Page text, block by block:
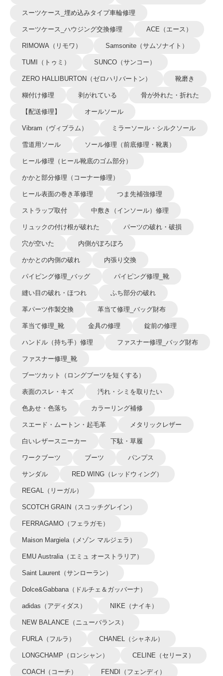
スーツケース_埋め込みタイプ車輪修理
スーツケース_ハウジング交換修理 ACE（エース）
RIMOWA（リモワ） Samsonite（サムソナイト）
TUMI（トゥミ） SUNCO（サンコー）
ZERO HALLIBURTON（ゼロハリバートン） 靴磨き
糊付け修理 剥がれている 骨が外れた・折れた
【配送修理】 オールソール
Vibram（ヴィブラム） ミラーソール・シルクソール
雪道用ソール ソール修理（前底修理・靴裏）
ヒール修理（ヒール靴底のゴム部分）
かかと部分修理（コーナー修理）
ヒール表面の巻き革修理 つま先補強修理
ストラップ取付 中敷き（インソール）修理
リュックの付け根が破れた パーツの破れ・破損
穴が空いた 内側がぼろぼろ
かかとの内側の破れ 内張り交換
パイピング修理_バッグ パイピング修理_靴
縫い目の破れ・ほつれ ふち部分の破れ
革パーツ作製交換 革当て修理_バッグ財布
革当て修理_靴 金具の修理 錠前の修理
ハンドル（持ち手）修理 ファスナー修理_バッグ財布
ファスナー修理_靴
ブーツカット（ロングブーツを短くする）
表面のスレ・キズ 汚れ・シミを取りたい
色あせ・色落ち カラーリング補修
スエード・ムートン・起毛革 メタリックレザー
白いレザースニーカー 下駄・草履
ワークブーツ ブーツ パンプス
サンダル RED WING（レッドウィング）
REGAL（リーガル）
SCOTCH GRAIN（スコッチグレイン）
FERRAGAMO（フェラガモ）
Maison Margiela（メゾン マルジェラ）
EMU Australia（エミュ オーストラリア）
Saint Laurent（サンローラン）
Dolce&Gabbana（ドルチェ＆ガッバーナ）
adidas（アディダス） NIKE（ナイキ）
NEW BALANCE（ニューバランス）
FURLA（フルラ） CHANEL（シャネル）
LONGCHAMP（ロンシャン） CELINE（セリーヌ）
COACH（コーチ） FENDI（フェンディ）